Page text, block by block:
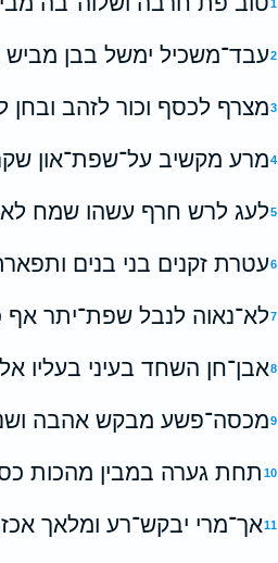
1
2עבד־משכיל ימשל בבן מביש
3מצרף לכסף וכור לזהב ובחן
4מרע מקשיב על־שפת־און שקר
5לעג לרש חרף עשהו שמח
6עטרת זקנים בני בנים
7לא־נאוה לנבל שפת־יתר אף
8אבן־חן השחד בעיני בעליו
9מכסה־פשע מבקש אהבה
10 תחת גערה במבין מהכות
11אך־מרי יבקש־רע ומלאך